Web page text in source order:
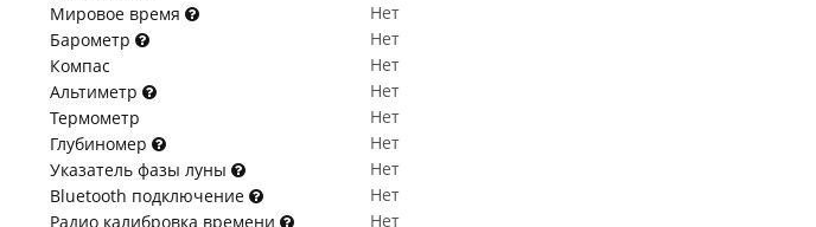
Мировое время
Нет
Барометр
Нет
Компас
Нет
Альтиметр
Нет
Термометр
Нет
Глубиномер
Нет
Указатель фазы луны
Нет
Bluetooth подключение
Нет
Радио калибровка времени
Нет